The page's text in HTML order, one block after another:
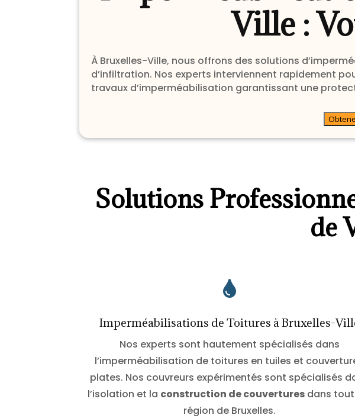
Ville :
À Bruxelles-Ville, nous offrons des solutions
d’infiltration. Nos experts interviennent rapidement
travaux d’imperméabilisation garantissant une
Solutions
de

Imperméabilisations de Toitures à Bruxelles-
Nos experts sont hautement spécialisés dans
l’imperméabilisation de toitures en tuiles et
plates. Nos couvreurs expérimentés sont spécialisés
l’isolation et la construction de couverturesdans
région de Bruxelles.